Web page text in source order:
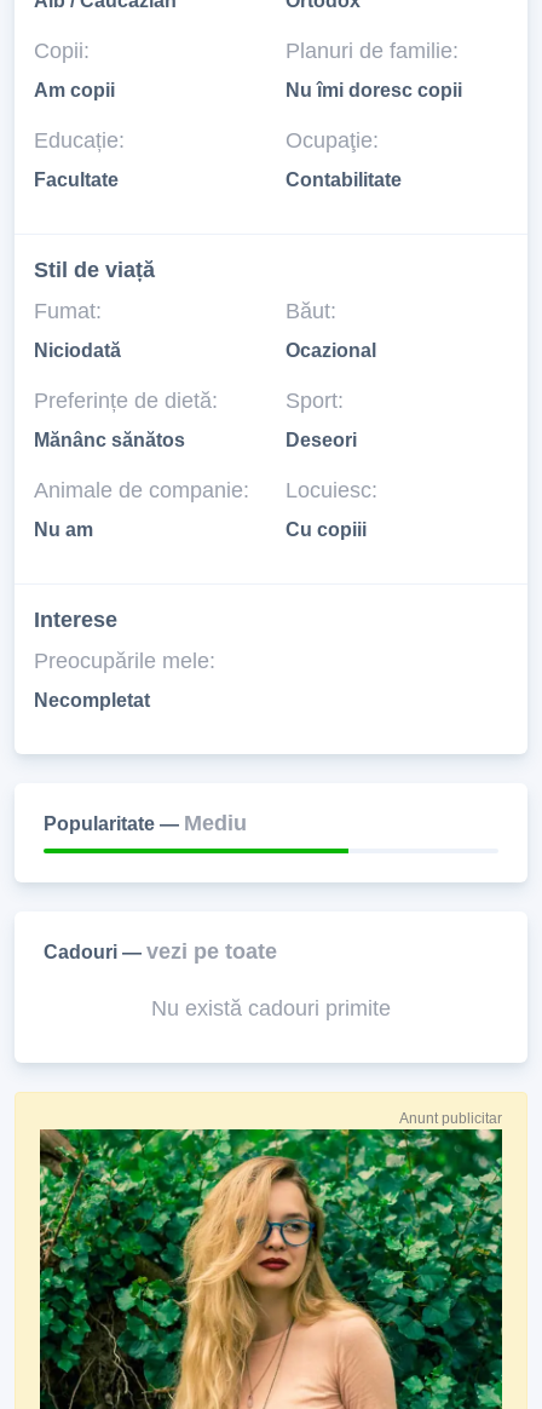
Copii:
Am copii
Planuri de familie:
Nu îmi doresc copii
Educație:
Facultate
Ocupaţie:
Contabilitate
Stil de viață
Fumat:
Niciodată
Băut:
Ocazional
Preferințe de dietă:
Mănânc sănătos
Sport:
Deseori
Animale de companie:
Nu am
Locuiesc:
Cu copiii
Interese
Preocupările mele:
Necompletat
Popularitate — Mediu
Cadouri — vezi pe toate
Nu există cadouri primite
Anunt publicitar